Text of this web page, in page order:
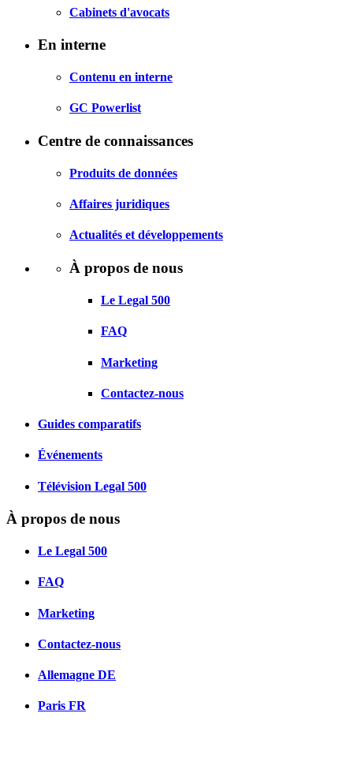
Cabinets d'avocats
En interne
Contenu en interne
GC Powerlist
Centre de connaissances
Produits de données
Affaires juridiques
Actualités et développements
À propos de nous
Le Legal 500
FAQ
Marketing
Contactez-nous
Guides comparatifs
Événements
Télévision Legal 500
À propos de nous
Le Legal 500
FAQ
Marketing
Contactez-nous
Allemagne DE
Paris FR